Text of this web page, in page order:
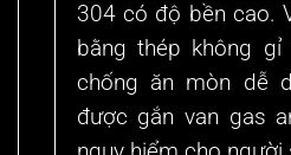
304 có độ bền cao.
bằng thép không
chống ăn mòn dễ
được gắn van gas